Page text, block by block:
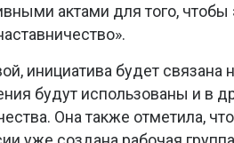
актами для того, чтобы
инициатива будет
будут использованы и в
Она также отметила,